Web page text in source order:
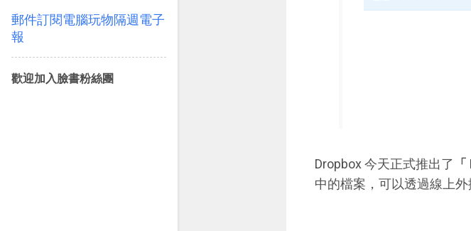
Dropbox 今天正式推出了
中的檔案，可以透過線上
郵件訂閱電腦玩物隔週電子
報
歡迎加入臉書粉絲團